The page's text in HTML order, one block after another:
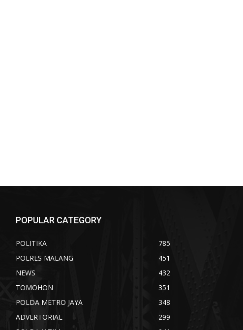
POPULAR CATEGORY
POLITIKA
785
POLRES MALANG
451
NEWS
432
TOMOHON
351
POLDA METRO JAYA
348
ADVERTORIAL
299